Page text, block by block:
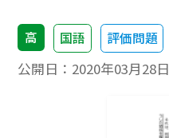
高 国語 評価問題
公開日： 2020年03月28日